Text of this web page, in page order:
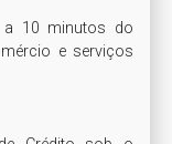
a 10 minutos do
e serviços